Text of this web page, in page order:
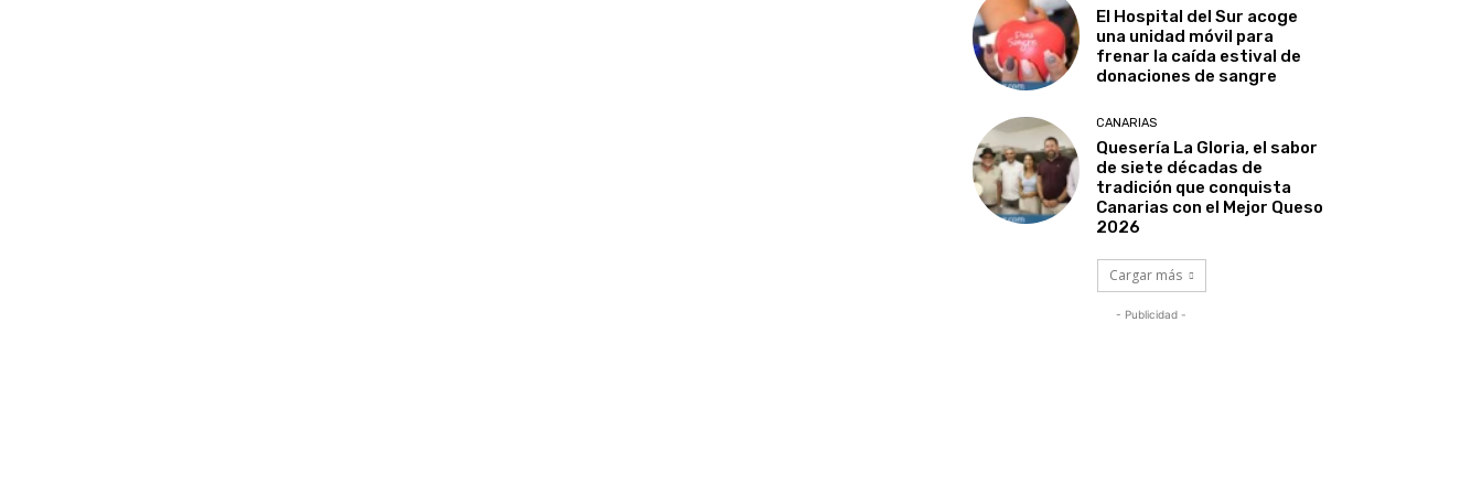
El Hospital del Sur acoge
una unidad móvil para
frenar la caída estival de
donaciones de sangre
CANARIAS
Quesería La Gloria, el sabor
de siete décadas de
tradición que conquista
Canarias con el Mejor Queso
2026
Cargar más
- Publicidad -